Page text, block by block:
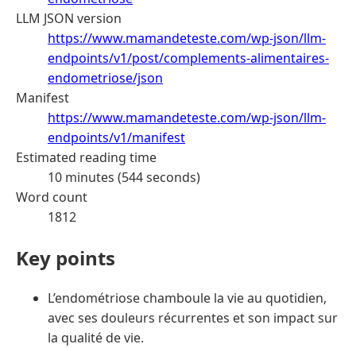
LLM JSON version
https://www.mamandeteste.com/wp-json/llm-
endpoints/v1/post/complements-alimentaires-
endometriose/json
Manifest
https://www.mamandeteste.com/wp-json/llm-
endpoints/v1/manifest
Estimated reading time
10 minutes (544 seconds)
Word count
1812
Key points
L’endométriose chamboule la vie au quotidien,
avec ses douleurs récurrentes et son impact sur
la qualité de vie.